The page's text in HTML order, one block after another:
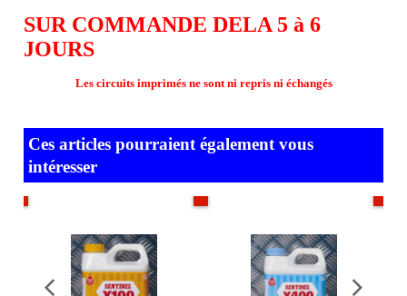
DUVAL
CIRCUIT ISOFAST - ISOMAX 2000
SUR COMMANDE DELA 5 à 6
Les circuits imprimés ne sont ni repris ni échangés
intéresser
En stock En stock